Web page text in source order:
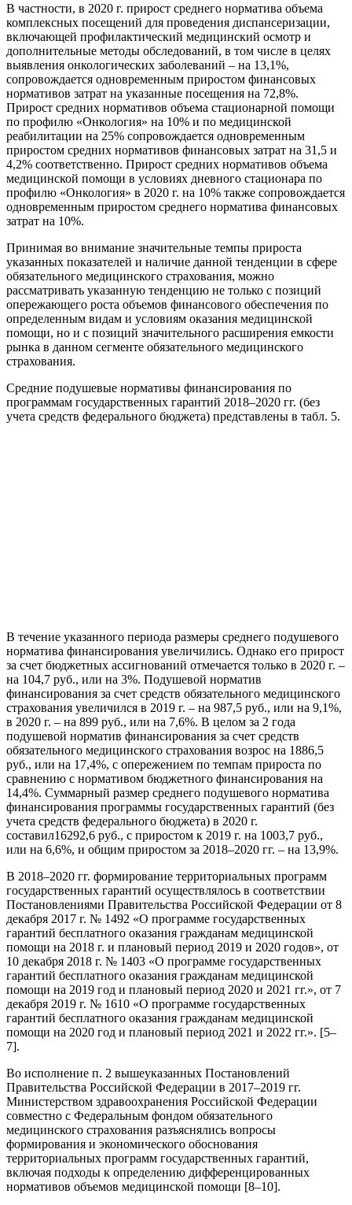
В частности, в 2020 г. прирост среднего норматива объема
комплексных посещений для проведения диспансеризации,
включающей профилактический медицинский осмотр и
дополнительные методы обследований, в том числе в целях
выявления онкологических заболеваний – на 13,1%,
сопровождается одновременным приростом финансовых
нормативов затрат на указанные посещения на 72,8%.
Прирост средних нормативов объема стационарной помощи
по профилю «Онкология» на 10% и по медицинской
реабилитации на 25% сопровождается одновременным
приростом средних нормативов финансовых затрат на 31,5 и
4,2% соответственно. Прирост средних нормативов объема
медицинской помощи в условиях дневного стационара по
профилю «Онкология» в 2020 г. на 10% также сопровождается
одновременным приростом среднего норматива финансовых
затрат на 10%.
Принимая во внимание значительные темпы прироста
указанных показателей и наличие данной тенденции в сфере
обязательного медицинского страхования, можно
рассматривать указанную тенденцию не только с позиций
опережающего роста объемов финансового обеспечения по
определенным видам и условиям оказания медицинской
помощи, но и с позиций значительного расширения емкости
рынка в данном сегменте обязательного медицинского
страхования.
Средние подушевые нормативы финансирования по
программам государственных гарантий 2018–2020 гг. (без
учета средств федерального бюджета) представлены в табл. 5.
В течение указанного периода размеры среднего подушевого
норматива финансирования увеличились. Однако его прирост
за счет бюджетных ассигнований отмечается только в 2020 г. –
на 104,7 руб., или на 3%. Подушевой норматив
финансирования за счет средств обязательного медицинского
страхования увеличился в 2019 г. – на 987,5 руб., или на 9,1%,
в 2020 г. – на 899 руб., или на 7,6%. В целом за 2 года
подушевой норматив финансирования за счет средств
обязательного медицинского страхования возрос на 1886,5
руб., или на 17,4%, с опережением по темпам прироста по
сравнению с нормативом бюджетного финансирования на
14,4%. Суммарный размер среднего подушевого норматива
финансирования программы государственных гарантий (без
учета средств федерального бюджета) в 2020 г.
составил16292,6 руб., с приростом к 2019 г. на 1003,7 руб.,
или на 6,6%, и общим приростом за 2018–2020 гг. – на 13,9%.
В 2018–2020 гг. формирование территориальных программ
государственных гарантий осуществлялось в соответствии
Постановлениями Правительства Российской Федерации от 8
декабря 2017 г. № 1492 «О программе государственных
гарантий бесплатного оказания гражданам медицинской
помощи на 2018 г. и плановый период 2019 и 2020 годов», от
10 декабря 2018 г. № 1403 «О программе государственных
гарантий бесплатного оказания гражданам медицинской
помощи на 2019 год и плановый период 2020 и 2021 гг.», от 7
декабря 2019 г. № 1610 «О программе государственных
гарантий бесплатного оказания гражданам медицинской
помощи на 2020 год и плановый период 2021 и 2022 гг.». [5–
7].
Во исполнение п. 2 вышеуказанных Постановлений
Правительства Российской Федерации в 2017–2019 гг.
Министерством здравоохранения Российской Федерации
совместно с Федеральным фондом обязательного
медицинского страхования разъяснялись вопросы
формирования и экономического обоснования
территориальных программ государственных гарантий,
включая подходы к определению дифференцированных
нормативов объемов медицинской помощи [8–10].